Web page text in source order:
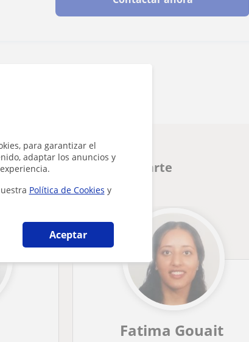
para garantizar el
adaptar los anuncios y
Política de Cookies y
Aceptar
que pueden interesarte
Fatima Gouait